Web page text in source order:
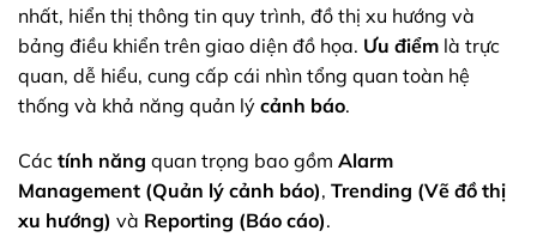
nhất, hiển thị thông tin quy trình, đồ thị xu hướng và
bảng điều khiển trên giao diện đồ họa. Ưu điểm là trực
quan, dễ hiểu, cung cấp cái nhìn tổng quan toàn hệ
thống và khả năng quản lý cảnh báo.
Các tính năng quan trọng bao gồm Alarm
Management (Quản lý cảnh báo), Trending (Vẽ đồ thị
xu hướng) và Reporting (Báo cáo).